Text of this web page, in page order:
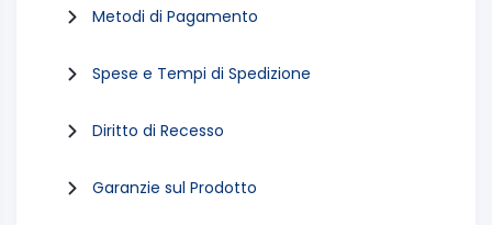
Metodi di Pagamento
Spese e Tempi di Spedizione
Diritto di Recesso
Garanzie sul Prodotto